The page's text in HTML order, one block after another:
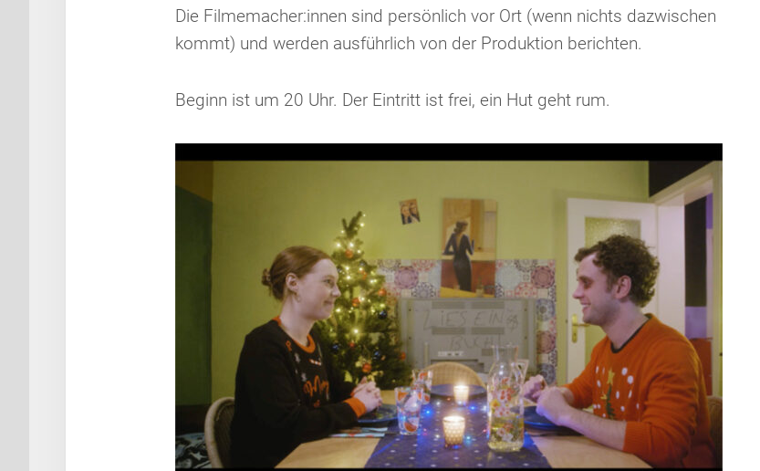
Die Filmemacher:innen sind persönlich vor Ort (wenn nichts dazwischen
kommt) und werden ausführlich von der Produktion berichten.
Beginn ist um 20 Uhr. Der Eintritt ist frei, ein Hut geht rum.